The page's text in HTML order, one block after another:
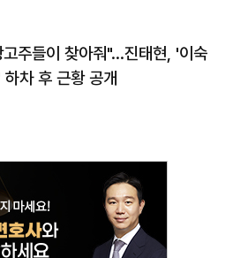
고주들이 찾아줘"…진태현, '이숙
하차 후 근황 공개